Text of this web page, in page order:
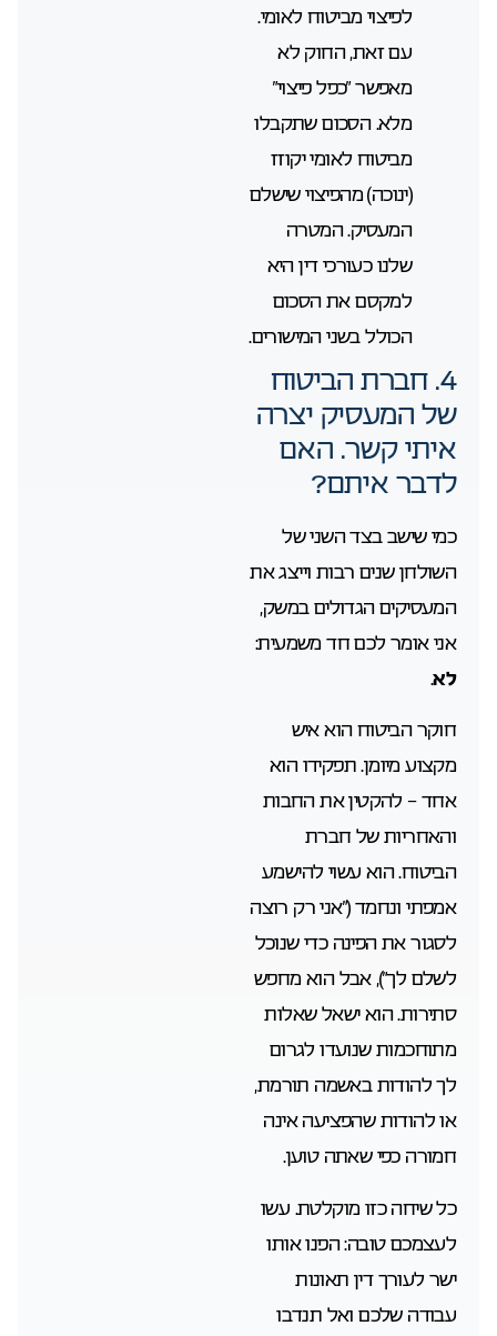
לפיצוי מביטוח לאומי.
עם זאת, החוק לא
מאפשר “כפל פיצוי”
מלא. הסכום שתקבלו
מביטוח לאומי יקוזז
(ינוכה) מהפיצוי שישלם
המעסיק. המטרה
שלנו כעורכי דין היא
למקסם את הסכום
הכולל בשני המישורים.
4. חברת הביטוח
של המעסיק יצרה
איתי קשר. האם
לדבר איתם?
כמי שישב בצד השני של
השולחן שנים רבות וייצג את
המעסיקים הגדולים במשק,
אני אומר לכם חד משמעית:
לא.
חוקר הביטוח הוא איש
מקצוע מיומן. תפקידו הוא
אחד – להקטין את החבות
והאחריות של חברת
הביטוח. הוא עשוי להישמע
אמפתי ונחמד (“אני רק רוצה
לסגור את הפינה כדי שנוכל
לשלם לך”), אבל הוא מחפש
סתירות. הוא ישאל שאלות
מתוחכמות שנועדו לגרום
לך להודות באשמה תורמת,
או להודות שהפציעה אינה
חמורה כפי שאתה טוען.
כל שיחה כזו מוקלטת. עשו
לעצמכם טובה: הפנו אותו
ישר לעורך דין תאונות
עבודה שלכם ואל תנדבו